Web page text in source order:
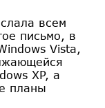
всем
письмо, в
Vista,
XP, а
планы